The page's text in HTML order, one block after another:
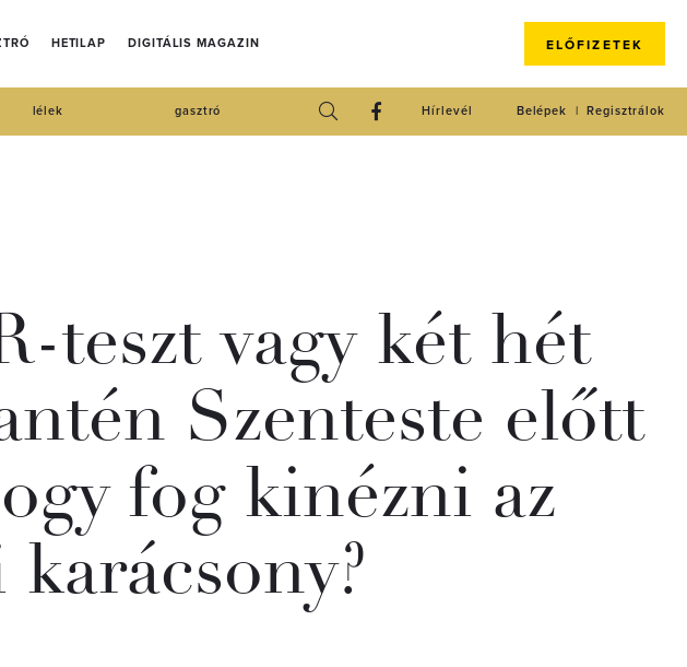
HETILAP DIGITÁLIS MAGAZIN ELŐFIZETEK
lélek gasztró Regisztrálok
Belépek
Hírlevél
teszt vagy két hét
Szenteste előtt
fog kinézni az